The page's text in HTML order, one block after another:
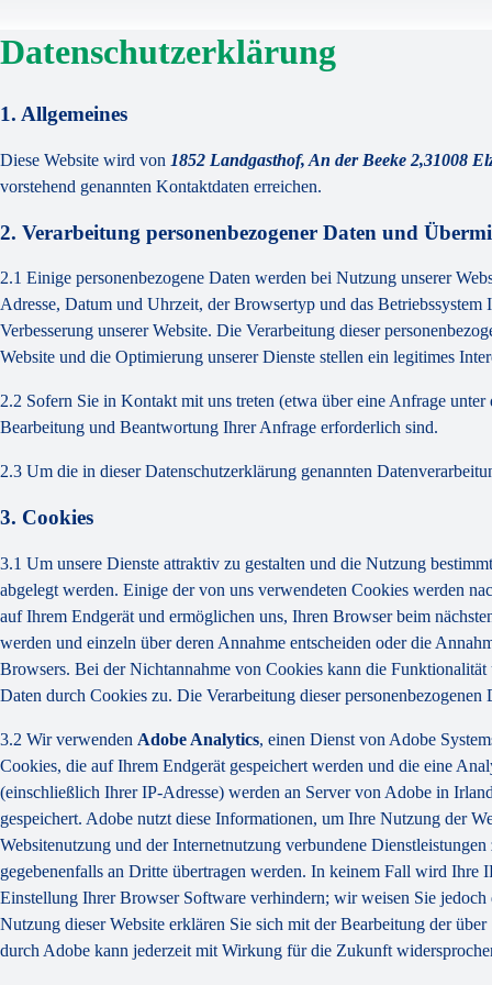
Datenschutzerklärung
1. Allgemeines
Diese Website wird von 1852 Landgasthof, An der Beeke 2,31008
vorstehend genannten Kontaktdaten erreichen.
2. Verarbeitung personenbezogener Daten und
2.1 Einige personenbezogene Daten werden bei Nutzung unserer
Adresse, Datum und Uhrzeit, der Browsertyp und das
Verbesserung unserer Website. Die Verarbeitung dieser
Website und die Optimierung unserer Dienste stellen ein legitimes
2.2 Sofern Sie in Kontakt mit uns treten (etwa über eine Anfrage
Bearbeitung und Beantwortung Ihrer Anfrage erforderlich sind.
2.3 Um die in dieser Datenschutzerklärung genannten
3. Cookies
3.1 Um unsere Dienste attraktiv zu gestalten und die Nutzung
abgelegt werden. Einige der von uns verwendeten Cookies werden
auf Ihrem Endgerät und ermöglichen uns, Ihren Browser beim
werden und einzeln über deren Annahme entscheiden oder die
Browsers. Bei der Nichtannahme von Cookies kann die Funktionalität
Daten durch Cookies zu. Die Verarbeitung dieser
3.2 Wir verwenden Adobe Analytics, einen Dienst von Adobe
Cookies, die auf Ihrem Endgerät gespeichert werden und die eine
(einschließlich Ihrer IP-Adresse) werden an Server von Adobe in
gespeichert. Adobe nutzt diese Informationen, um Ihre Nutzung der
Websitenutzung und der Internetnutzung verbundene
gegebenenfalls an Dritte übertragen werden. In keinem Fall wird Ihre
Einstellung Ihrer Browser Software verhindern; wir weisen Sie
Nutzung dieser Website erklären Sie sich mit der Bearbeitung der
durch Adobe kann jederzeit mit Wirkung für die Zukunft